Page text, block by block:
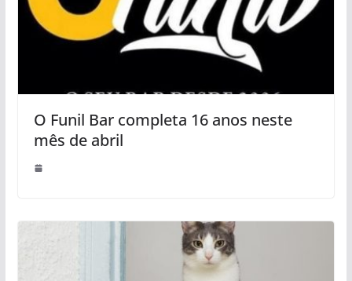
O Funil Bar completa 16 anos neste
mês de abril